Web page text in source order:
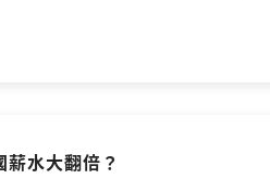
水大翻倍？